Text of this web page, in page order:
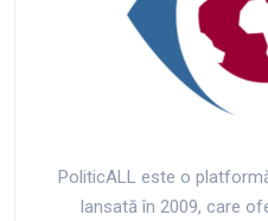
PoliticALL este o
lansată în 2009, care